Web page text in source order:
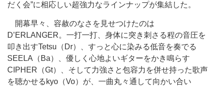
だく会”に相応しい超強力なラインナップが集結した。
開幕早々、容赦のなさを見せつけたのは
D’ERLANGER。一打一打、身体に突き刺さる程の音圧を
叩き出すTetsu（Dr）、すっと心に染みる低音を奏でる
SEELA（Ba）、優しく心地よいギターをかき鳴らす
CIPHER（Gt）、そして力強さと包容力を併せ持った歌声
を聴かせるkyo（Vo）が、一曲丸々通して向かい合い